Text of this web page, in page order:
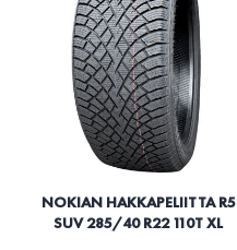
NOKIAN HAKKAPELIITTA R5
SUV 285/40 R22 110T XL